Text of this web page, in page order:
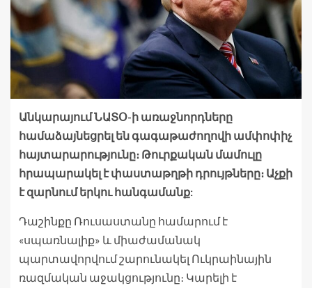
Անկարայում ՆԱՏՕ-ի առաջնորդները
համաձայնեցրել են գագաթաժողովի ամփոփիչ
հայտարարությունը։ Թուրքական մամուլը
հրապարակել է փաստաթղթի դրույթները։ Աչքի
է զարնում երկու հանգամանք:
Դաշինքը Ռուսաստանը համարում է
«սպառնալիք» և միաժամանակ
պարտավորվում շարունակել Ուկրաինային
ռազմական աջակցությունը։ Կարելի է